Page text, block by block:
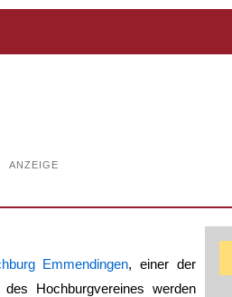
ANZEIGE
Emmendingen, einer der
Hochburgvereines werden